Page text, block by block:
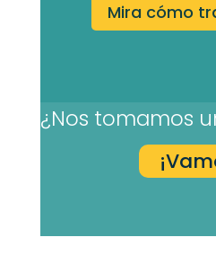
Mira cómo
¿Nos tomamos